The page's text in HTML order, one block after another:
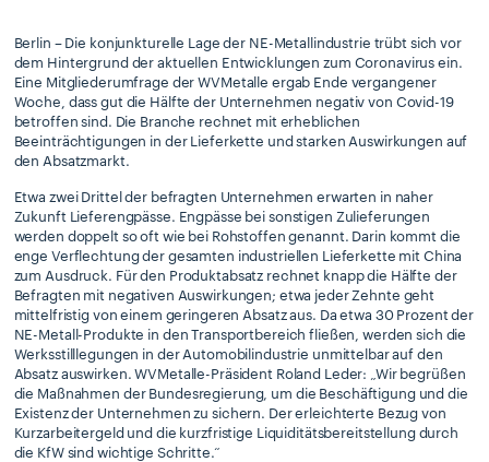
Berlin – Die konjunkturelle Lage der NE-Metallindustrie trübt sich vor
dem Hintergrund der aktuellen Entwicklungen zum Coronavirus ein.
Eine Mitgliederumfrage der WVMetalle ergab Ende vergangener
Woche, dass gut die Hälfte der Unternehmen negativ von Covid-19
betroffen sind. Die Branche rechnet mit erheblichen
Beeinträchtigungen in der Lieferkette und starken Auswirkungen auf
den Absatzmarkt.
Etwa zwei Drittel der befragten Unternehmen erwarten in naher
Zukunft Lieferengpässe. Engpässe bei sonstigen Zulieferungen
werden doppelt so oft wie bei Rohstoffen genannt. Darin kommt die
enge Verflechtung der gesamten industriellen Lieferkette mit China
zum Ausdruck. Für den Produktabsatz rechnet knapp die Hälfte der
Befragten mit negativen Auswirkungen; etwa jeder Zehnte geht
mittelfristig von einem geringeren Absatz aus. Da etwa 30 Prozent der
NE-Metall-Produkte in den Transportbereich fließen, werden sich die
Werksstilllegungen in der Automobilindustrie unmittelbar auf den
Absatz auswirken. WVMetalle-Präsident Roland Leder: „Wir begrüßen
die Maßnahmen der Bundesregierung, um die Beschäftigung und die
Existenz der Unternehmen zu sichern. Der erleichterte Bezug von
Kurzarbeitergeld und die kurzfristige Liquiditätsbereitstellung durch
die KfW sind wichtige Schritte.“